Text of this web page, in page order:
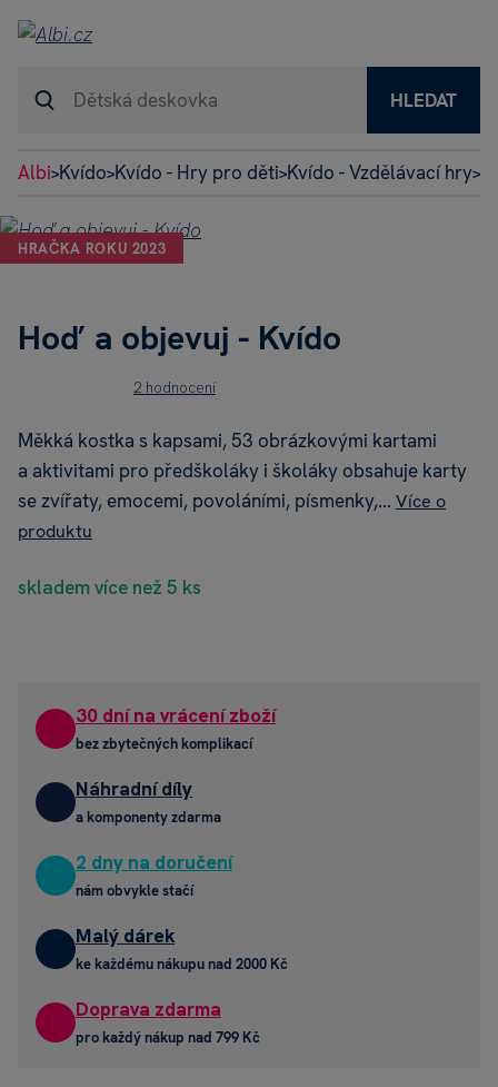
HLEDAT
Albi>Kvído>Kvído - Hry pro děti>Kvído - Vzdělávací hry>
HRAČKA ROKU 2023
Hoď a objevuj - Kvído
2 hodnocení
Měkká kostka s kapsami, 53 obrázkovými kartami
a aktivitami pro předškoláky i školáky obsahuje karty
se zvířaty, emocemi, povoláními, písmenky,... Více o
produktu
skladem více než 5 ks
30 dní na vrácení zboží
bez zbytečných komplikací
Náhradní díly
a komponenty zdarma
2 dny na doručení
nám obvykle stačí
Malý dárek
ke každému nákupu nad 2000 Kč
Doprava zdarma
pro každý nákup nad 799 Kč